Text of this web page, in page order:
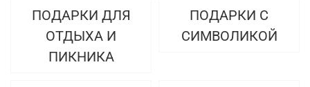
ПОДАРКИ ДЛЯ
ОТДЫХА И
ПИКНИКА
ПОДАРКИ С
СИМВОЛИКОЙ